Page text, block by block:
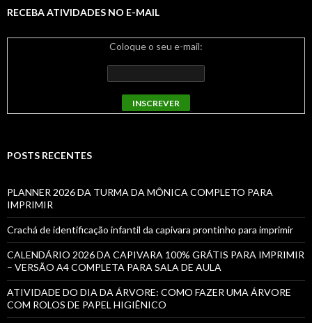
RECEBA ATIVIDADES NO E-MAIL
Coloque o seu e-mail:
POSTS RECENTES
PLANNER 2026 DA TURMA DA MÔNICA COMPLETO PARA
IMPRIMIR
Crachá de identificação infantil da capivara prontinho para imprimir
CALENDÁRIO 2026 DA CAPIVARA 100% GRÁTIS PARA IMPRIMIR
– VERSÃO A4 COMPLETA PARA SALA DE AULA
ATIVIDADE DO DIA DA ÁRVORE: COMO FAZER UMA ÁRVORE
COM ROLOS DE PAPEL HIGIÊNICO